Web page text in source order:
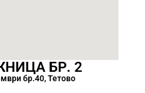
БР. 2
бр.40, Тетово